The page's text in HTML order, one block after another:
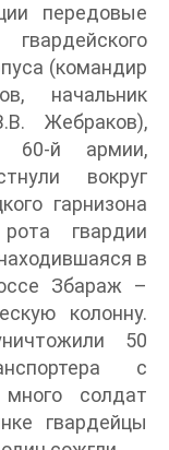
передовые
(командир
начальник
Жебраков),
60-й армии,
вокруг
гарнизона
гвардии
в
Збараж –
колонну.
50
с
солдат
гвардейцы